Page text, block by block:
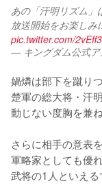
あの「汗明リズム」
放送開始をお楽しみ
pic.twitter.com/
— キングダム公式
媧燐は部下を蹴り
楚軍の総大将・汗
動じない度胸を兼
さらに相手の意表
軍略家としても優
武将の1人といえる